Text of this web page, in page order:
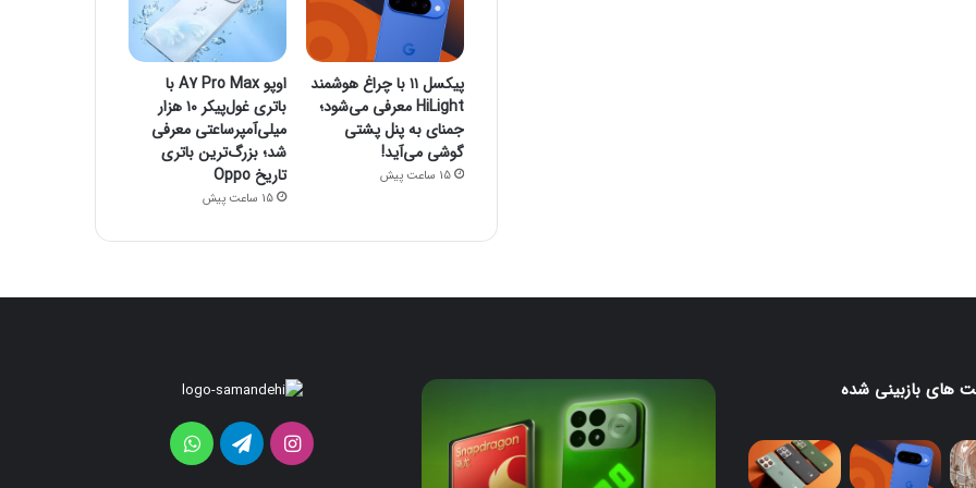
پیکسل ۱۱ با چراغ هوشمند
HiLight معرفی می‌شود؛
جمنای به پنل پشتی
گوشی می‌آید!
15 ساعت پیش
اوپو A7 Pro Max با
باتری غول‌پیکر ۱۰ هزار
میلی‌آمپرساعتی معرفی
شد؛ بزرگ‌ترین باتری
تاریخ Oppo
15 ساعت پیش
های بازبینی شده
ردمی
اینستاگرامتلگرام واتس